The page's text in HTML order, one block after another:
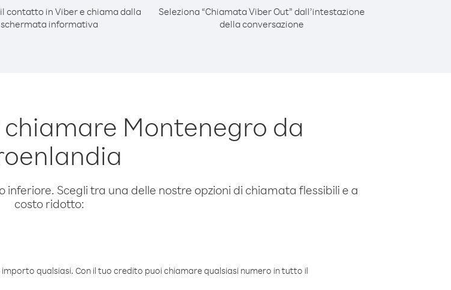
contatto in Viber e chiama dalla
schermata informativa
Seleziona “Chiamata Viber Out” dall’intestazione
della conversazione
Montenegro da
Scegli tra una delle nostre opzioni di chiamata flessibili e a
costo ridotto:
qualsiasi. Con il tuo credito puoi chiamare qualsiasi numero in tutto il